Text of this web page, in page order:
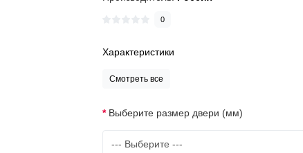
0
Характеристики
Смотреть все
Выберите размер двери (мм)